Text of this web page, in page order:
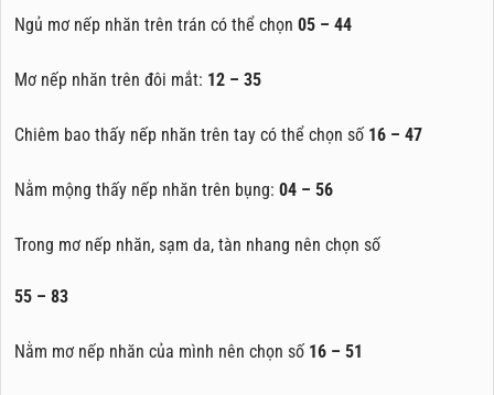
Ngủ mơ nếp nhăn trên trán có thể chọn 05 – 44
Mơ nếp nhăn trên đôi mắt: 12 – 35
Chiêm bao thấy nếp nhăn trên tay có thể chọn số 16 – 47
Nằm mộng thấy nếp nhăn trên bụng: 04 – 56
Trong mơ nếp nhăn, sạm da, tàn nhang nên chọn số
55 – 83
Nằm mơ nếp nhăn của mình nên chọn số 16 – 51